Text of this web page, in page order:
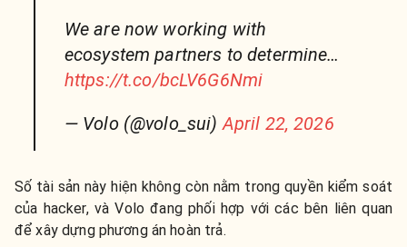
We are now working with
ecosystem partners to determine…
https://t.co/bcLV6G6Nmi
— Volo (@volo_sui) April 22, 2026
Số tài sản này hiện không còn nằm trong quyền kiểm soát
của hacker, và Volo đang phối hợp với các bên liên quan
để xây dựng phương án hoàn trả.